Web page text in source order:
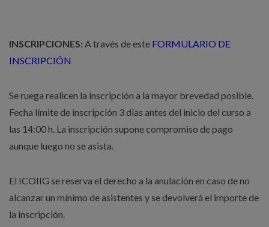
INSCRIPCIONES: A través de este FORMULARIO DE
INSCRIPCIÓN
Se ruega realicen la inscripción a la mayor brevedad posible.
Fecha límite de inscripción 3 días antes del inicio del curso a
las 14:00 h. La inscripción supone compromiso de pago
aunque luego no se asista.
El ICOIIG se reserva el derecho a la anulación en caso de no
alcanzar un mínimo de asistentes y se devolverá el importe de
la inscripción.